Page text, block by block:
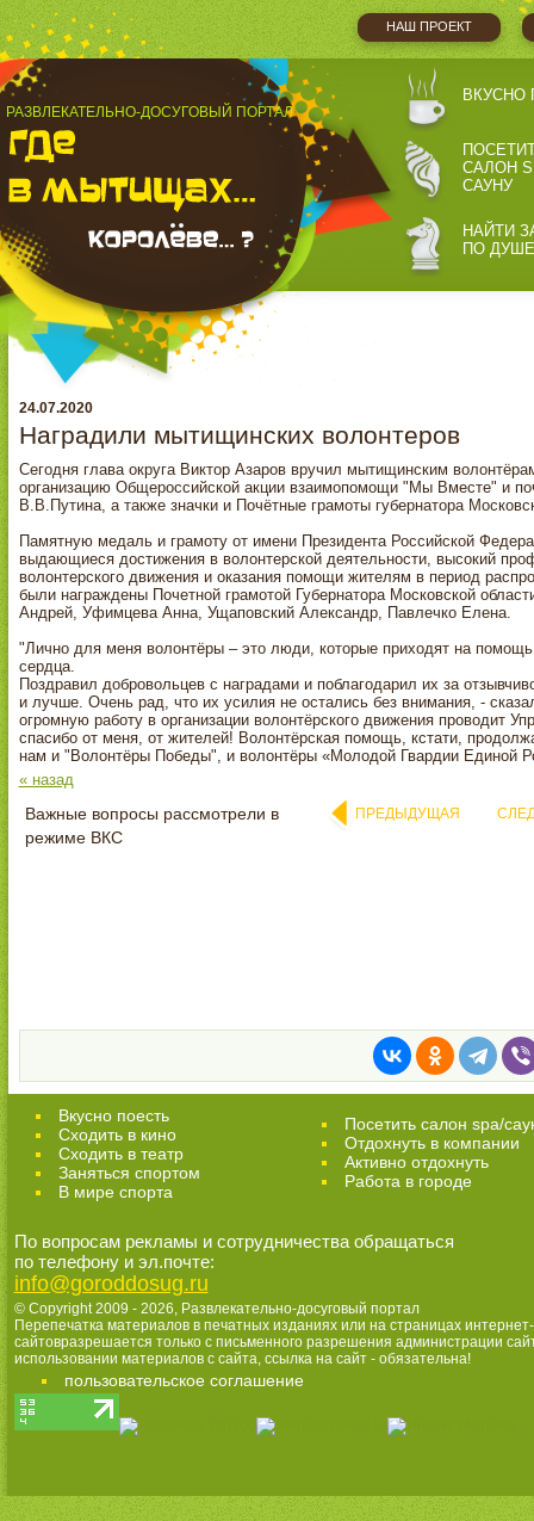
НАШ ПРОЕКТ
РАЗВЛЕКАТЕЛЬНО-ДОСУГОВЫЙ ПОРТАЛ
ВКУСНО
САЛОН
САУНУ
НАЙТИ
ПО ДУШЕ
24.07.2020
Наградили мытищинских волонтеров
Сегодня глава округа Виктор Азаров вручил мытищинским
организацию Общероссийской акции взаимопомощи "Мы Вместе" и
В.В.Путина, а также значки и Почётные грамоты губернатора
Памятную медаль и грамоту от имени Президента Российской
выдающиеся достижения в волонтерской деятельности, высокий
волонтерского движения и оказания помощи жителям в период
были награждены Почетной грамотой Губернатора Московской
Андрей, Уфимцева Анна, Ущаповский Александр, Павлечко Елена.
"Лично для меня волонтёры – это люди, которые приходят на
сердца.
Поздравил добровольцев с наградами и поблагодарил их за
и лучше. Очень рад, что их усилия не остались без внимания, -
огромную работу в организации волонтёрского движения проводит
спасибо от меня, от жителей! Волонтёрская помощь, кстати,
нам и "Волонтёры Победы", и волонтёры «Молодой Гвардии Единой
« назад
Важные вопросы рассмотрели в
режиме ВКС
ПРЕДЫДУЩАЯ
Вкусно поесть
Сходить в кино
Cходить в театр
Заняться спортом
В мире спорта
Посетить салон spa/
Отдохнуть в компании
Активно отдохнуть
Работа в городе
По вопросам рекламы и сотрудничества обращаться
по телефону и эл.почте:
info@goroddosug.ru
© Copyright 2009 - 2026, Развлекательно-досуговый портал
Перепечатка материалов в печатных изданиях или на страницах интернет-
сайтовразрешается только с письменного разрешения администрации
использовании материалов с сайта, ссылка на сайт - обязательна!
пользовательское соглашение